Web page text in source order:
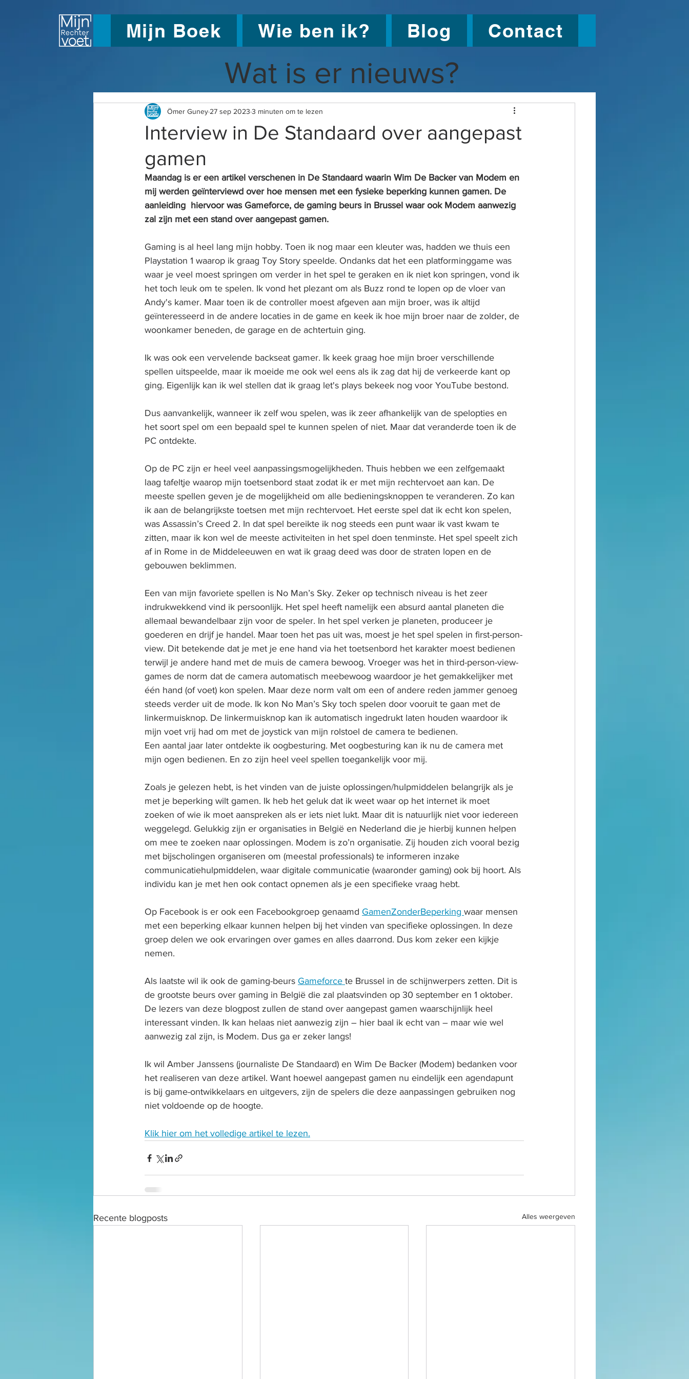
Mijn Boek Wie ben ik? Blog Contact
Interview in De Standaard over aangepast
gamen
Ömer Guney 27 sep 2023 3 minuten om te lezen
Maandag is er een artikel verschenen in De Standaard waarin Wim De Backer van Modem en
mij werden geïnterviewd over hoe mensen met een fysieke beperking kunnen gamen. De
aanleiding  hiervoor was Gameforce, de gaming beurs in Brussel waar ook Modem aanwezig
zal zijn met een stand over aangepast gamen.
Gaming is al heel lang mijn hobby. Toen ik nog maar een kleuter was, hadden we thuis een
Playstation 1 waarop ik graag Toy Story speelde. Ondanks dat het een platforminggame was
waar je veel moest springen om verder in het spel te geraken en ik niet kon springen, vond ik
het toch leuk om te spelen. Ik vond het plezant om als Buzz rond te lopen op de vloer van
Andy's kamer. Maar toen ik de controller moest afgeven aan mijn broer, was ik altijd
geïnteresseerd in de andere locaties in de game en keek ik hoe mijn broer naar de zolder, de
woonkamer beneden, de garage en de achtertuin ging.
Ik was ook een vervelende backseat gamer. Ik keek graag hoe mijn broer verschillende
spellen uitspeelde, maar ik moeide me ook wel eens als ik zag dat hij de verkeerde kant op
ging. Eigenlijk kan ik wel stellen dat ik graag let's plays bekeek nog voor YouTube bestond.
Dus aanvankelijk, wanneer ik zelf wou spelen, was ik zeer afhankelijk van de spelopties en
het soort spel om een bepaald spel te kunnen spelen of niet. Maar dat veranderde toen ik de
PC ontdekte.
Op de PC zijn er heel veel aanpassingsmogelijkheden. Thuis hebben we een zelfgemaakt
laag tafeltje waarop mijn toetsenbord staat zodat ik er met mijn rechtervoet aan kan. De
meeste spellen geven je de mogelijkheid om alle bedieningsknoppen te veranderen. Zo kan
ik aan de belangrijkste toetsen met mijn rechtervoet. Het eerste spel dat ik echt kon spelen,
was Assassin’s Creed 2. In dat spel bereikte ik nog steeds een punt waar ik vast kwam te
zitten, maar ik kon wel de meeste activiteiten in het spel doen tenminste. Het spel speelt zich
af in Rome in de Middeleeuwen en wat ik graag deed was door de straten lopen en de
gebouwen beklimmen.
Een van mijn favoriete spellen is No Man’s Sky. Zeker op technisch niveau is het zeer
indrukwekkend vind ik persoonlijk. Het spel heeft namelijk een absurd aantal planeten die
allemaal bewandelbaar zijn voor de speler. In het spel verken je planeten, produceer je
goederen en drijf je handel. Maar toen het pas uit was, moest je het spel spelen in first-person-
view. Dit betekende dat je met je ene hand via het toetsenbord het karakter moest bedienen
terwijl je andere hand met de muis de camera bewoog. Vroeger was het in third-person-view-
games de norm dat de camera automatisch meebewoog waardoor je het gemakkelijker met
één hand (of voet) kon spelen. Maar deze norm valt om een of andere reden jammer genoeg
steeds verder uit de mode. Ik kon No Man’s Sky toch spelen door vooruit te gaan met de
linkermuisknop. De linkermuisknop kan ik automatisch ingedrukt laten houden waardoor ik
mijn voet vrij had om met de joystick van mijn rolstoel de camera te bedienen.
Een aantal jaar later ontdekte ik oogbesturing. Met oogbesturing kan ik nu de camera met
mijn ogen bedienen. En zo zijn heel veel spellen toegankelijk voor mij.
Zoals je gelezen hebt, is het vinden van de juiste oplossingen/hulpmiddelen belangrijk als je
met je beperking wilt gamen. Ik heb het geluk dat ik weet waar op het internet ik moet
zoeken of wie ik moet aanspreken als er iets niet lukt. Maar dit is natuurlijk niet voor iedereen
weggelegd. Gelukkig zijn er organisaties in België en Nederland die je hierbij kunnen helpen
om mee te zoeken naar oplossingen. Modem is zo’n organisatie. Zij houden zich vooral bezig
met bijscholingen organiseren om (meestal professionals) te informeren inzake
communicatiehulpmiddelen, waar digitale communicatie (waaronder gaming) ook bij hoort. Als
individu kan je met hen ook contact opnemen als je een specifieke vraag hebt.
Op Facebook is er ook een Facebookgroep genaamd GamenZonderBeperking waar mensen
met een beperking elkaar kunnen helpen bij het vinden van specifieke oplossingen. In deze
groep delen we ook ervaringen over games en alles daarrond. Dus kom zeker een kijkje
nemen.
Als laatste wil ik ook de gaming-beurs Gameforce te Brussel in de schijnwerpers zetten. Dit is
de grootste beurs over gaming in België die zal plaatsvinden op 30 september en 1 oktober.
De lezers van deze blogpost zullen de stand over aangepast gamen waarschijnlijk heel
interessant vinden. Ik kan helaas niet aanwezig zijn – hier baal ik echt van – maar wie wel
aanwezig zal zijn, is Modem. Dus ga er zeker langs!
Ik wil Amber Janssens (journaliste De Standaard) en Wim De Backer (Modem) bedanken voor
het realiseren van deze artikel. Want hoewel aangepast gamen nu eindelijk een agendapunt
is bij game-ontwikkelaars en uitgevers, zijn de spelers die deze aanpassingen gebruiken nog
niet voldoende op de hoogte.
Klik hier om het volledige artikel te lezen.
Recente blogposts Alles weergeven
Wat is er nieuws?